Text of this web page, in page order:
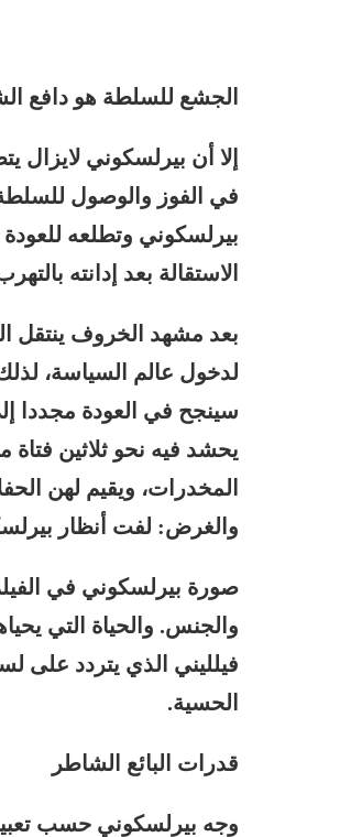
الجشع للسلطة هو دافع
إلا أن بيرلسكوني لايزال
الاستقالة بعد إدانته
بعد مشهد الخروف ينتقل
لدخول عالم السياسة،
سينجح في العودة مجددا
يحشد فيه نحو ثلاثين
المخدرات، ويقيم لهن
والغرض: لفت أنظار
صورة بيرلسكوني في
والجنس. والحياة التي
فيلليني الذي يتردد على
الحسية.
قدرات البائع الشاطر
وجه بيرلسكوني حسب